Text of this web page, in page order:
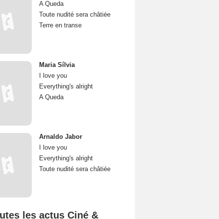
A Queda
Toute nudité sera châtiée
Terre en transe
Maria Sílvia
I love you
Everything's alright
A Queda
Arnaldo Jabor
I love you
Everything's alright
Toute nudité sera châtiée
les actus Ciné &